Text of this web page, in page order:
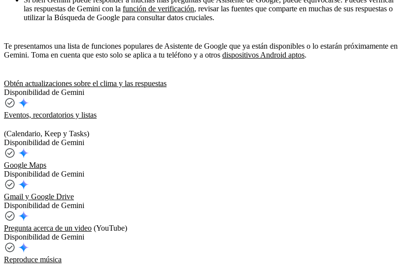
las respuestas de Gemini con la función de verificación, revisar las fuentes que comparte en muchas de sus respuestas o
utilizar la Búsqueda de Google para consultar datos cruciales.
Te presentamos una lista de funciones populares de Asistente de Google que ya están disponibles o lo estarán próximamente en
Gemini. Toma en cuenta que esto solo se aplica a tu teléfono y a otros dispositivos Android aptos.
Obtén actualizaciones sobre el clima y las respuestas
Disponibilidad de Gemini
Eventos, recordatorios y listas
(Calendario, Keep y Tasks)
Disponibilidad de Gemini
Google Maps
Disponibilidad de Gemini
Gmail y Google Drive
Disponibilidad de Gemini
Pregunta acerca de un video (YouTube)
Disponibilidad de Gemini
Reproduce música